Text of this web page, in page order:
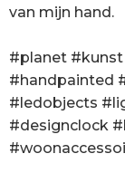
van mijn hand.
#planet
#handpainted
#ledobjects
#designclock